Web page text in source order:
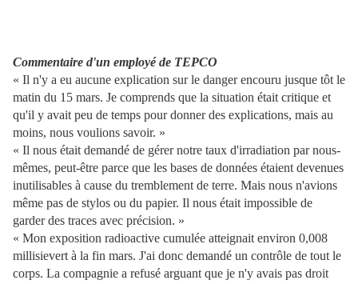
Commentaire d'un employé de TEPCO
« Il n'y a eu aucune explication sur le danger encouru jusque tôt le
matin du 15 mars. Je comprends que la situation était critique et
qu'il y avait peu de temps pour donner des explications, mais au
moins, nous voulions savoir. »
« Il nous était demandé de gérer notre taux d'irradiation par nous-
mêmes, peut-être parce que les bases de données étaient devenues
inutilisables à cause du tremblement de terre. Mais nous n'avions
même pas de stylos ou du papier. Il nous était impossible de
garder des traces avec précision. »
« Mon exposition radioactive cumulée atteignait environ 0,008
millisievert à la fin mars. J'ai donc demandé un contrôle de tout le
corps. La compagnie a refusé arguant que je n'y avais pas droit